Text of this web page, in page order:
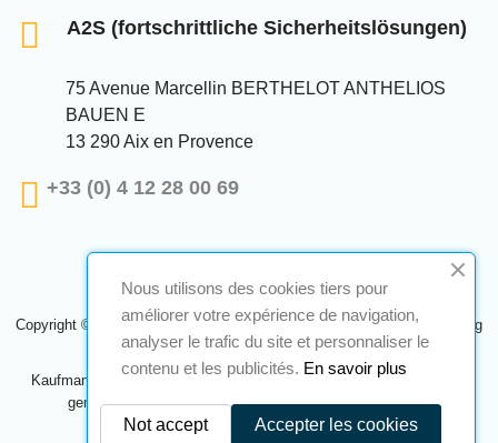
A2S (fortschrittliche Sicherheitslösungen)
75 Avenue Marcellin BERTHELOT ANTHELIOS
BAUEN E
13 290 Aix en Provence
+33 (0) 4 12 28 00 69
Copyright © 2024 A2S ATEX. Alle Rechte vorbehalten. Eine Realisierung
Navilog
Kaufmann, der von der offensichtlichen Meinung des Unternehmens
genehmigt wurde,Klicken Sie hier, um es zu überprüfen.
Nous utilisons des cookies tiers pour
améliorer votre expérience de navigation,
analyser le trafic du site et personnaliser le
contenu et les publicités. En savoir plus
Accepter les cookies
Not accept